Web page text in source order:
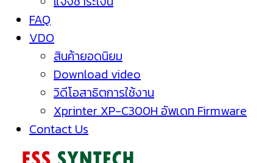
FAQ
VDO
สินค้ายอดนิยม
Download video
วิดีโอสาธิตการใช้งาน
Xprinter XP-C300H อัพเดท Firmware
Contact Us